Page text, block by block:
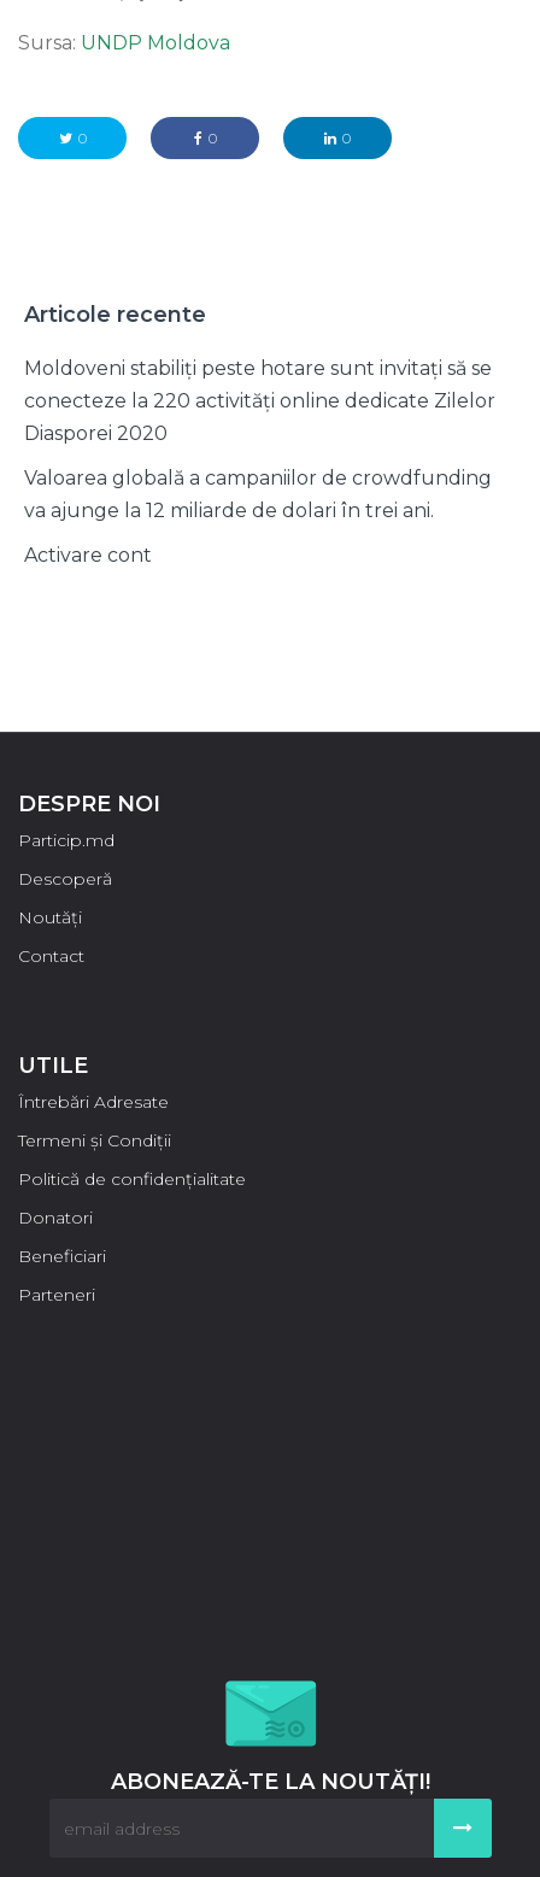
Sursa: UNDP Moldova
Articole recente
Moldoveni stabiliți peste hotare sunt invitați să se
conecteze la 220 activități online dedicate Zilelor
Diasporei 2020
Valoarea globală a campaniilor de crowdfunding
va ajunge la 12 miliarde de dolari în trei ani.
Activare cont
DESPRE NOI
Particip.md
Descoperă
Noutăți
Contact
UTILE
Întrebări Adresate
Termeni și Condiții
Politică de confidențialitate
Donatori
Beneficiari
Parteneri
ABONEAZĂ-TE LA NOUTĂȚI!